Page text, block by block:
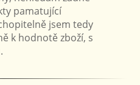
pamatující
jsem tedy
k hodnotě zboží, s